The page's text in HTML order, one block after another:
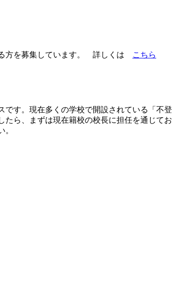
る方を募集しています。 詳しくは こちら
す。現在多くの学校で開設されている「不登
ら、まずは現在籍校の校長に担任を通じてお